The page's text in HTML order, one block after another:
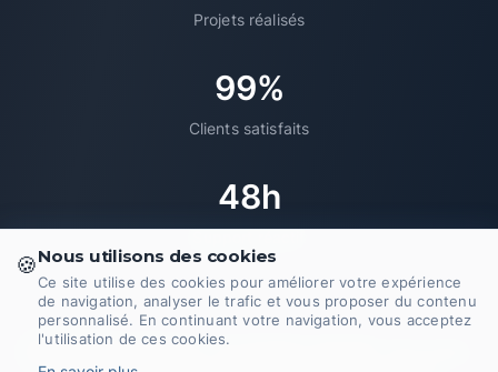
Projets réalisés
99%
Clients satisfaits
48h
🍪Nous utilisons des cookies
Ce site utilise des cookies pour améliorer votre expérience
de navigation, analyser le trafic et vous proposer du contenu
personnalisé. En continuant votre navigation, vous acceptez
l'utilisation de ces cookies.